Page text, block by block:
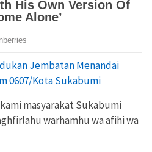
Jembatan Menandai
0607/Kota Sukabumi
masyarakat Sukabumi
warhamhu wa afihi wa